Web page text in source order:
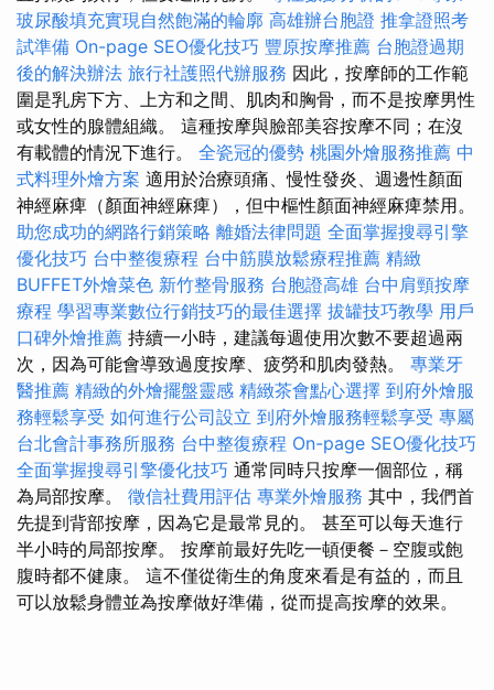
玻尿酸填充實現自然飽滿的輪廓 高雄辦台胞證 推拿證照考
試準備 On-page SEO優化技巧 豐原按摩推薦 台胞證過期
後的解決辦法 旅行社護照代辦服務 因此，按摩師的工作範
圍是乳房下方、上方和之間、肌肉和胸骨，而不是按摩男性
或女性的腺體組織。 這種按摩與臉部美容按摩不同；在沒
有載體的情況下進行。 全瓷冠的優勢 桃園外燴服務推薦 中
式料理外燴方案 適用於治療頭痛、慢性發炎、週邊性顏面
神經麻痺（顏面神經麻痺），但中樞性顏面神經麻痺禁用。
助您成功的網路行銷策略 離婚法律問題 全面掌握搜尋引擎
優化技巧 台中整復療程 台中筋膜放鬆療程推薦 精緻
BUFFET外燴菜色 新竹整骨服務 台胞證高雄 台中肩頸按摩
療程 學習專業數位行銷技巧的最佳選擇 拔罐技巧教學 用戶
口碑外燴推薦 持續一小時，建議每週使用次數不要超過兩
次，因為可能會導致過度按摩、疲勞和肌肉發熱。 專業牙
醫推薦 精緻的外燴擺盤靈感 精緻茶會點心選擇 到府外燴服
務輕鬆享受 如何進行公司設立 到府外燴服務輕鬆享受 專屬
台北會計事務所服務 台中整復療程 On-page SEO優化技巧
全面掌握搜尋引擎優化技巧 通常同時只按摩一個部位，稱
為局部按摩。 徵信社費用評估 專業外燴服務 其中，我們首
先提到背部按摩，因為它是最常見的。 甚至可以每天進行
半小時的局部按摩。 按摩前最好先吃一頓便餐－空腹或飽
腹時都不健康。 這不僅從衛生的角度來看是有益的，而且
可以放鬆身體並為按摩做好準備，從而提高按摩的效果。